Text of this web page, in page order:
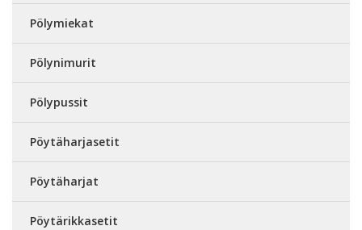
Pölymiekat
Pölynimurit
Pölypussit
Pöytäharjasetit
Pöytäharjat
Pöytärikkasetit